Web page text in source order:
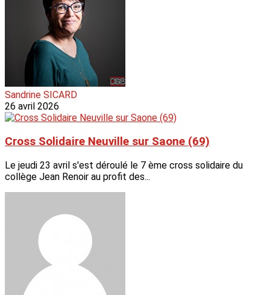
Sandrine SICARD
26 avril 2026
Cross Solidaire Neuville sur Saone (69)
Le jeudi 23 avril s'est déroulé le 7 ème cross solidaire du
collège Jean Renoir au profit des...